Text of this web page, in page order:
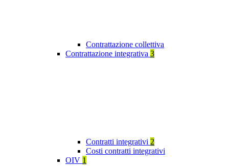
Contrattazione collettiva
Contrattazione integrativa 3
Contratti integrativi 2
Costi contratti integrativi
OIV 1